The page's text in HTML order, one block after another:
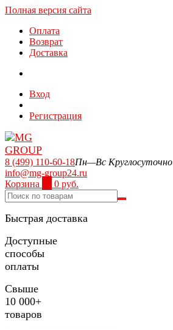
Полная версия сайта
Оплата
Возврат
Доставка
Вход
Регистрация
8 (499) 110-60-18Пн—Вс Круглосуточно
info@mg-group24.ru
Корзина
0 руб.
Быстрая доставка
Доступные
способы
оплаты
Свыше
10 000+
товаров